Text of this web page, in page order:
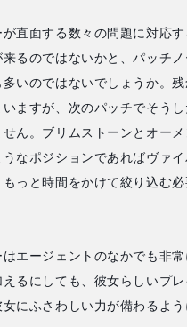
が直面する数々の問題に対応
来るのではないかと、パッチ
いのではないでしょうか。残
ますが、次のパッチでそう
ん。ブリムストーンとオー
なポジションであればヴァ
っと時間をかけて絞り込む
はエージェントのなかでも非
えるにしても、彼女らしいプ
にふさわしい力が備わるよう